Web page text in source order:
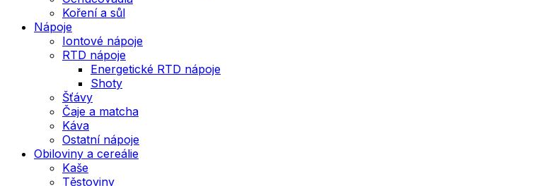
Koření a sůl
Nápoje
Iontové nápoje
RTD nápoje
Energetické RTD nápoje
Shoty
Šťávy
Čaje a matcha
Káva
Ostatní nápoje
Obiloviny a cereálie
Kaše
Těstoviny